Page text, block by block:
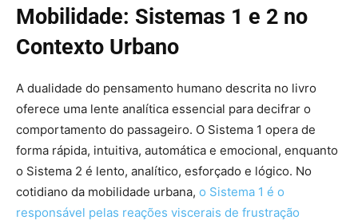
Mobilidade: Sistemas 1 e 2 no
Contexto Urbano
A dualidade do pensamento humano descrita no livro
oferece uma lente analítica essencial para decifrar o
comportamento do passageiro. O Sistema 1 opera de
forma rápida, intuitiva, automática e emocional, enquanto
o Sistema 2 é lento, analítico, esforçado e lógico. No
cotidiano da mobilidade urbana, o Sistema 1 é o
responsável pelas reações viscerais de frustração